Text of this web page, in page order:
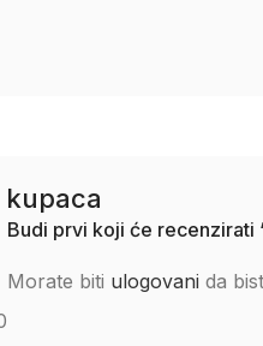
kupaca
Budi prvi koji će recenzirati
Morate biti ulogovani da